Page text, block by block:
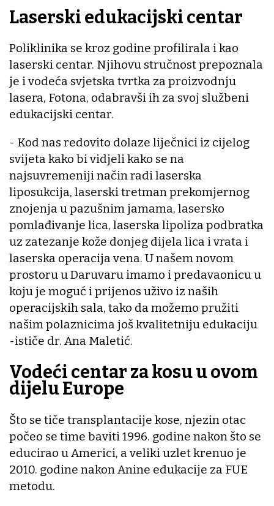
Laserski edukacijski centar
Poliklinika se kroz godine profilirala i kao
laserski centar. Njihovu stručnost prepoznala
je i vodeća svjetska tvrtka za proizvodnju
lasera, Fotona, odabravši ih za svoj službeni
edukacijski centar.
- Kod nas redovito dolaze liječnici iz cijelog
svijeta kako bi vidjeli kako se na
najsuvremeniji način radi laserska
liposukcija, laserski tretman prekomjernog
znojenja u pazušnim jamama, lasersko
pomlađivanje lica, laserska lipoliza podbratka
uz zatezanje kože donjeg dijela lica i vrata i
laserska operacija vena. U našem novom
prostoru u Daruvaru imamo i predavaonicu u
koju je moguć i prijenos uživo iz naših
operacijskih sala, tako da možemo pružiti
našim polaznicima još kvalitetniju edukaciju
-ističe dr. Ana Maletić.
Vodeći centar za kosu u ovom
dijelu Europe
Što se tiče transplantacije kose, njezin otac
počeo se time baviti 1996. godine nakon što se
educirao u Americi, a veliki uzlet krenuo je
2010. godine nakon Anine edukacije za FUE
metodu.